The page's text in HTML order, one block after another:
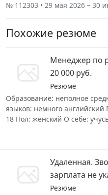
№ 112303 • 29 мая 2026 – 30
Похожие резюме
Менеджер по
20 000 руб.
Резюме
Образование: неполное
языков: немного английский
18 Пол: женский О себе:
Удаленная.
зарплата не
Резюме